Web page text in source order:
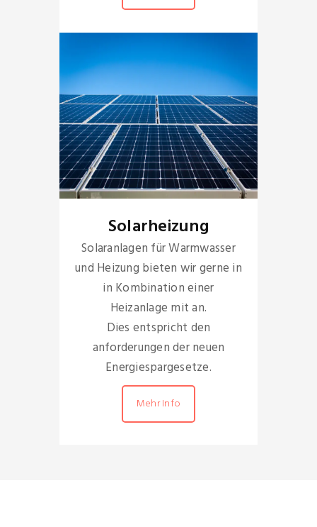
Solarheizung
Solaranlagen für Warmwasser
und Heizung bieten wir gerne in
in Kombination einer
Heizanlage mit an.
Dies entspricht den
anforderungen der neuen
Energiespargesetze.
Mehr Info